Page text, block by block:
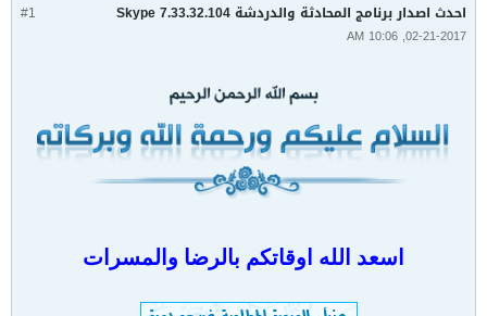
#1 احدث اصدار برنامج المحادثة والدردشة Skype 7.33.32.104
02-21-2017, 10:06 AM
اسعد الله اوقاتكم بالرضا والمسرات